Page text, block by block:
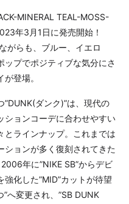
MINERAL TEAL-MOSS-
年3月1日に発売開始！
がらも、ブルー、イエロ
プでポジティブな気分にさ
登場。
ダンク)”は、現代の
ションコーデに合わせやすい
とラインナップ。これまでは
ションが多く復刻されてきた
年に”NIKE SB”からデビ
化した”MID”カットが待望
へ変更され、”SB DUNK